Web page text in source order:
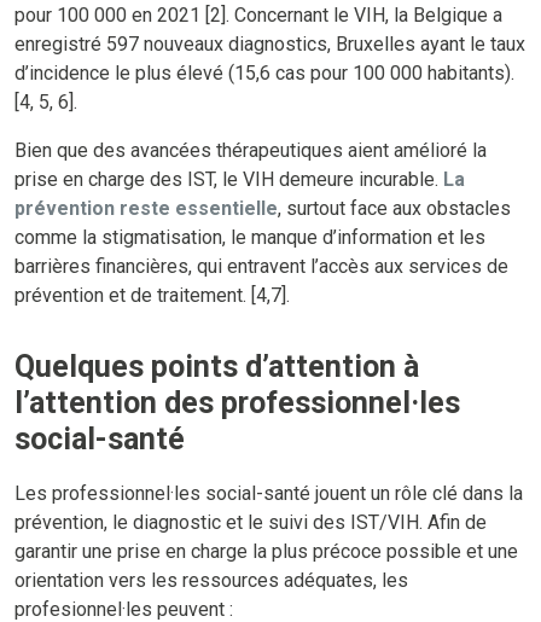
pour 100 000 en 2021 [2]. Concernant le VIH, la Belgique a
enregistré 597 nouveaux diagnostics, Bruxelles ayant le taux
d’incidence le plus élevé (15,6 cas pour 100 000 habitants).
[4, 5, 6].
Bien que des avancées thérapeutiques aient amélioré la
prise en charge des IST, le VIH demeure incurable. La
prévention reste essentielle, surtout face aux obstacles
comme la stigmatisation, le manque d’information et les
barrières financières, qui entravent l’accès aux services de
prévention et de traitement. [4,7].
Quelques points d’attention à
l’attention des professionnel·les
social-santé
Les professionnel·les social-santé jouent un rôle clé dans la
prévention, le diagnostic et le suivi des IST/VIH. Afin de
garantir une prise en charge la plus précoce possible et une
orientation vers les ressources adéquates, les
profesionnel·les peuvent :